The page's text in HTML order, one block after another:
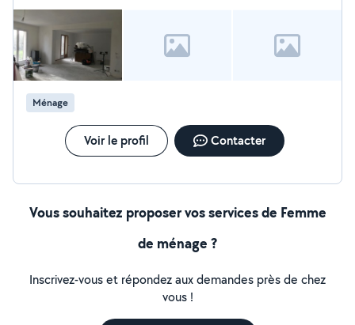
Ménage
Voir le profil Contacter
Vous souhaitez proposer vos services de Femme
de ménage ?
Inscrivez-vous et répondez aux demandes près de chez
vous !